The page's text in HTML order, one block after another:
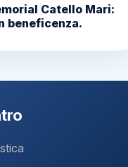
Catello Mari:
beneficenza.